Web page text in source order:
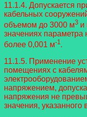
11.1.4. Допускается
кабельных
объемом до 3000 м3 и
значениях
более 0,001 м-1.
11.1.5. Применение
помещениях с
напряжением,
напряжения не
значения,